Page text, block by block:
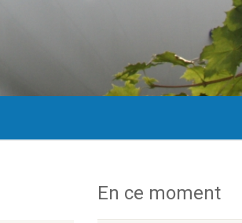
En ce moment